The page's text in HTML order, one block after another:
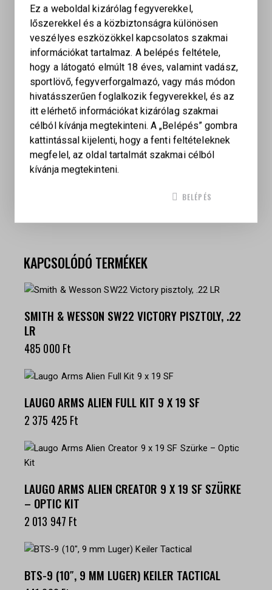
Single és Double Action elsütés
Török diófa markolat
Integrált Picatinny sín a tokban
Új típusú Korth dobkioldó
Csőburkolat integrált Picatinny sínnel
(optika/red dot számára)
Szellőző csőburkolat a gyorsabb hűtésért
Gyors újratöltés a szélesen kiforduló dobbal
Moon clip kompatibilis dob
Opcionális cserélhető 9 mm dob (moon clip
kompatibilis)
KAPCSOLÓDÓ TERMÉKEK
SMITH & WESSON SW22 VICTORY PISZTOLY, .22
LR
485 000 Ft
LAUGO ARMS ALIEN FULL KIT 9 X 19 SF
2 375 425 Ft
LAUGO ARMS ALIEN CREATOR 9 X 19 SF SZÜRKE
– OPTIC KIT
2 013 947 Ft
BTS-9 (10″, 9 MM LUGER) KEILER TACTICAL
Ez a weboldal kizárólag fegyverekkel,
lőszerekkel és a közbiztonságra különösen
veszélyes eszközökkel kapcsolatos szakmai
információkat tartalmaz. A belépés feltétele,
hogy a látogató elmúlt 18 éves, valamint vadász,
sportlövő, fegyverforgalmazó, vagy más módon
hivatásszerűen foglalkozik fegyverekkel, és az
itt elérhető információkat kizárólag szakmai
célból kívánja megtekinteni. A „Belépés” gombra
kattintással kijelenti, hogy a fenti feltételeknek
megfelel, az oldal tartalmát szakmai célból
kívánja megtekinteni.
BELÉPÉS